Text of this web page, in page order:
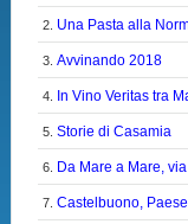
2. Una Pasta alla
3.Avvinando 2018
4. In Vino Veritas tra
5.Storie di Casamia
6. Da Mare a Mare,
7.Castelbuono,